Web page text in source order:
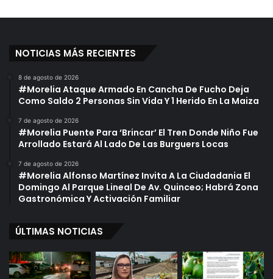
NOTICIAS MÁS RECIENTES
8 de agosto de 2026
#Morelia Ataque Armado En Cancha De Fucho Deja
Como Saldo 2 Personas Sin Vida Y 1 Herido En La Maiza
7 de agosto de 2026
#Morelia Puente Para ‘Brincar’ El Tren Donde Niño Fue
Arrollado Estará Al Lado De Las Burguers Locas
7 de agosto de 2026
#Morelia Alfonso Martínez Invita A La Ciudadania El
Domingo Al Parque Lineal De Av. Quinceo; Habrá Zona
Gastronómica Y Activación Familiar
ÚLTIMAS NOTICIAS